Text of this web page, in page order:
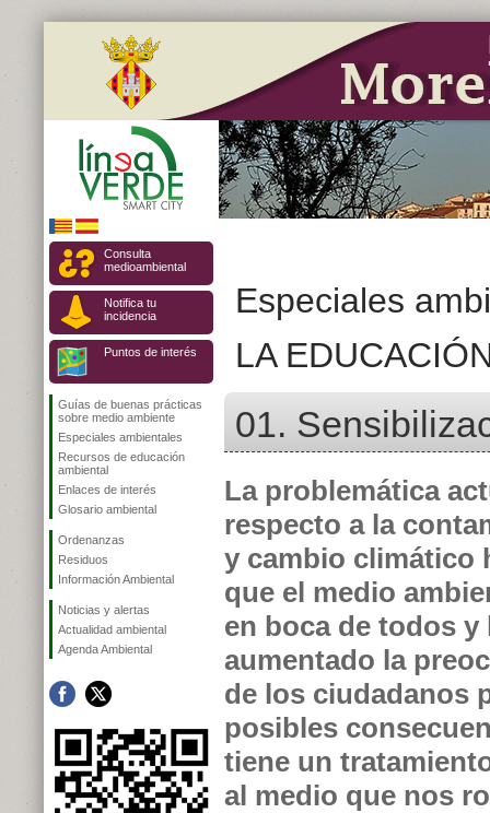
Consulta
medioambiental
Notifica tu
incidencia
Puntos de interés
Guías de buenas prácticas
sobre medio ambiente
Especiales ambientales
Recursos de educación
ambiental
Enlaces de interés
Glosario ambiental
Ordenanzas
Residuos
Información Ambiental
Noticias y alertas
Actualidad ambiental
Agenda Ambiental
Especiales
LA
01.
La problemática
respecto a la
y cambio climático
que el medio
en boca de todos y
aumentado la
de los ciudadanos
posibles
tiene un
al medio que nos